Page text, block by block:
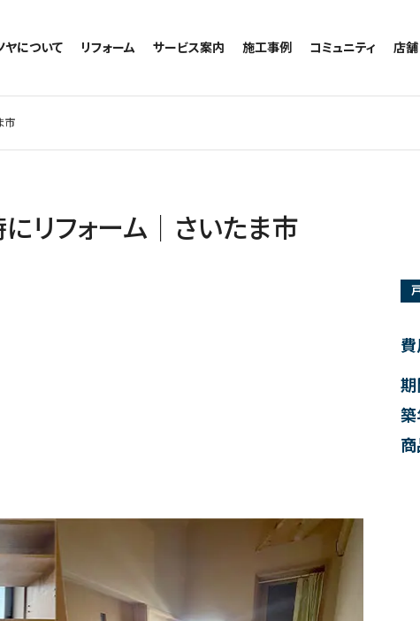
ヤについて リフォーム
お風呂のリフォーム
洗面台のリフォーム
内装のリフォーム
水回りのリフォーム
サービス案内
相談室・よくある質問
施工事例
トイレの施工事例
キッチンの施工事例
コミュニティ
アルブル通信
ブログ
店舗
市
リフォーム｜さいたま市